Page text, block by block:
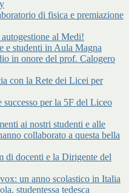
di fisica e premiazione
al Medi!
e studenti in Aula Magna
in onore del prof. Calogero
con la Rete dei Licei per
per la 5F del Liceo
ai nostri studenti e alle
collaborato a questa bella
di docenti e la Dirigente del
un anno scolastico in Italia
studentessa tedesca